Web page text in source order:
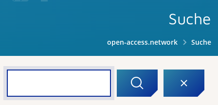
Suche
open-access.network Suche